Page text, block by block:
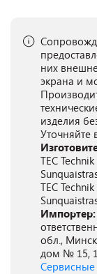
них
экрана и
изделия
Уточняйте
TEC
TEC
Импортер:
обл.,
дом № 15,